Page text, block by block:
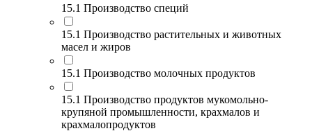
15.1 Производство специй
15.1 Производство растительных и животных
масел и жиров
15.1 Производство молочных продуктов
15.1 Производство продуктов мукомольно-
крупяной промышленности, крахмалов и
крахмалопродуктов